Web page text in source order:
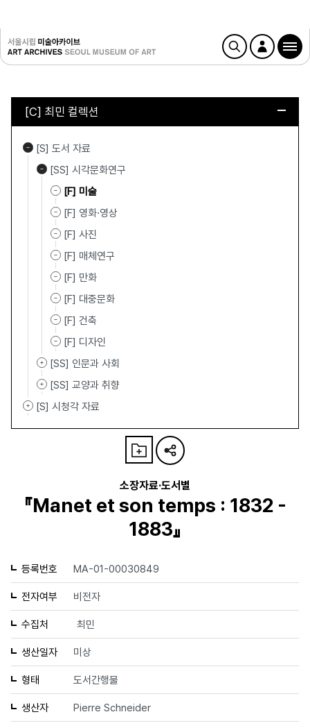
[C] 최민 컬렉션
[S] 도서 자료
[SS] 시각문화연구
[F] 미술
[F] 영화·영상
[F] 사진
[F] 매체연구
[F] 만화
[F] 대중문화
[F] 건축
[F] 디자인
[SS] 인문과 사회
[SS] 교양과 취향
[S] 시청각 자료
소장자료·도서별
『Manet et son temps : 1832 -
1883』
등록번호 MA-01-00030849
전자여부 비전자
수집처 최민
생산일자 미상
형태 도서간행물
생산자 Pierre Schneider